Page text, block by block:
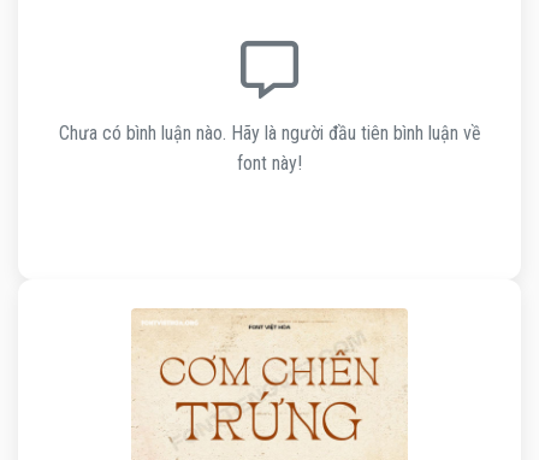
Chưa có bình luận nào. Hãy là người đầu tiên bình luận về
font này!